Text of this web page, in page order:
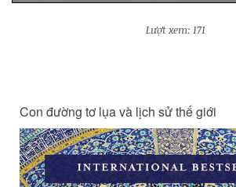
Lượt xem: 171
Con đường tơ lụa và lịch sử thế giới